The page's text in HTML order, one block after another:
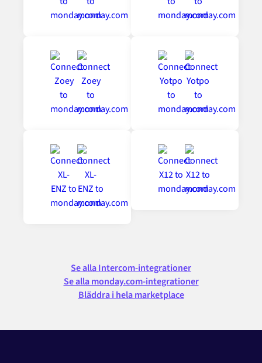
Se alla Intercom-integrationer
Se alla monday.com-integrationer
Bläddra i hela marketplace